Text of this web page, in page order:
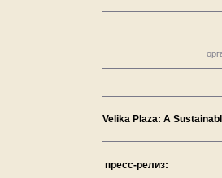
Velika Plaza: A
пресс-релиз: